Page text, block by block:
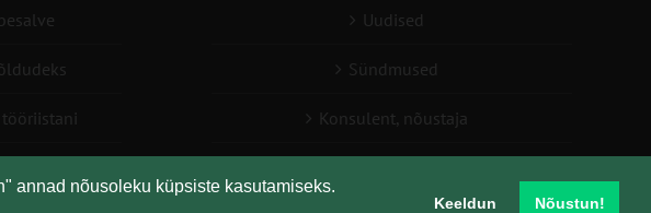
annad nõusoleku küpsiste kasutamiseks.
Keeldun Nõustun!
Uudised
Sündmused
Konsulent, nõustaja